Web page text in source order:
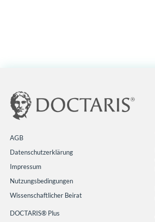
AGB
Datenschutzerklärung
Impressum
Nutzungsbedingungen
Wissenschaftlicher Beirat
DOCTARIS® Plus